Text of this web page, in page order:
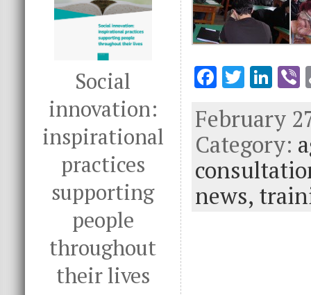
Social
innovation:
inspirational
practices
supporting
people
throughout
their lives
F
e
b
o
o
k
T
it
te
r
Li
k
e
dI
n
February
Category:
news,